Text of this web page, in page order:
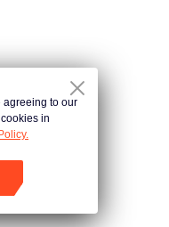
agreeing to our
in